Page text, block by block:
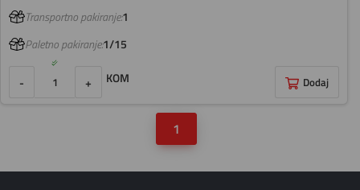
Transportno pakiranje:1
Paletno pakiranje:1/15
- + KOM Dodaj
1